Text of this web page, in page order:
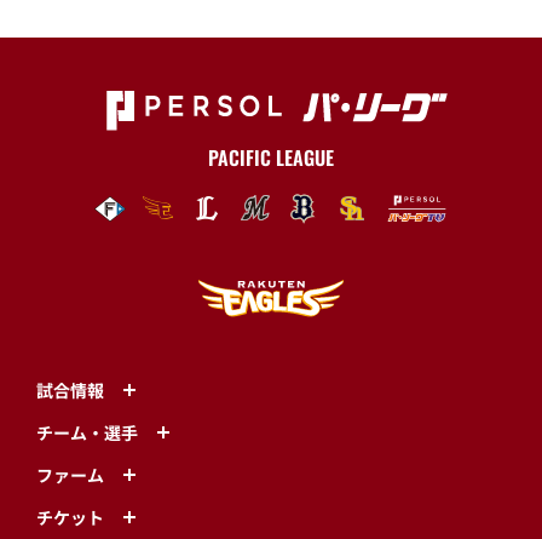
PACIFIC LEAGUE
試合情報
チーム・選手
ファーム
チケット